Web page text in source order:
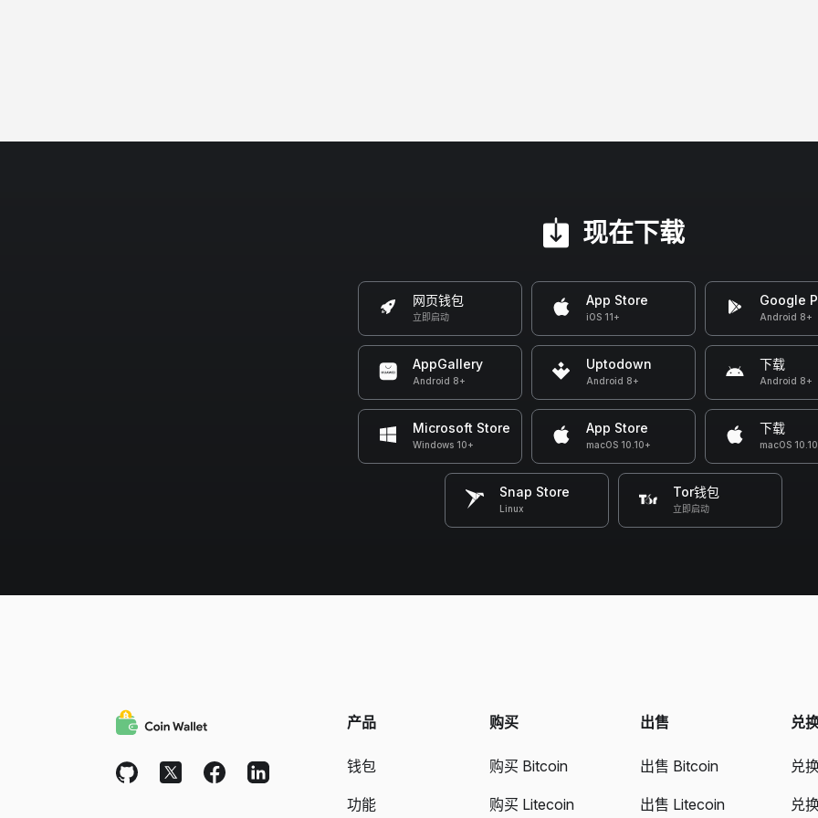
现在下载
网页钱包
立即启动
App Store
iOS 11+
Google
Android 8+
AppGallery
Android 8+
Uptodown
Android 8+
下载
Android 8+
Microsoft Store
Windows 10+
App Store
macOS 10.10+
下载
macOS
Snap Store
Linux
Tor钱包
立即启动
产品
钱包
功能
购买
购买 Bitcoin
购买 Litecoin
出售
出售 Bitcoin
出售 Litecoin
兑
兑
兑